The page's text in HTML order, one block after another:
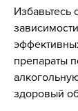
Избавьтесь
препараты
здоровый